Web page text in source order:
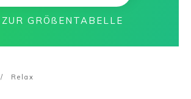
ZUR GRÖßENTABELLE
/ Relax